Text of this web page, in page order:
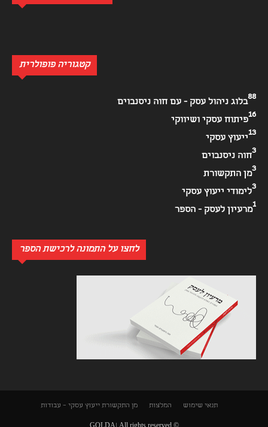
קטגוריה פופולרית
בלוג ניהול עסק - עם חוה ניסנבוים
88
פיתוח עסקי ושיווקי
16
ייעוץ עסקי
13
חוה ניסנבוים
3
מן התקשורת
3
לימודי ייעוץ עסקי
3
מרעיון לעסק - הספר
1
לחצו על התמונה לרכישת הספר
תנאי שימוש המלצות מן התקשורת ייעוץ עסקי – עבודות